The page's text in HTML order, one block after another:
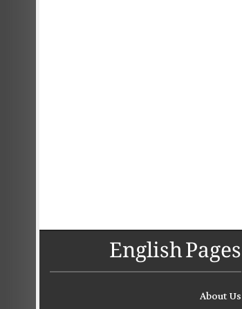
English Pages
About Us